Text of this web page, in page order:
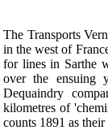
The Transports
in the west of
for lines in Sarthe
over the ensuing
Dequaindry
kilometres of
counts 1891 as